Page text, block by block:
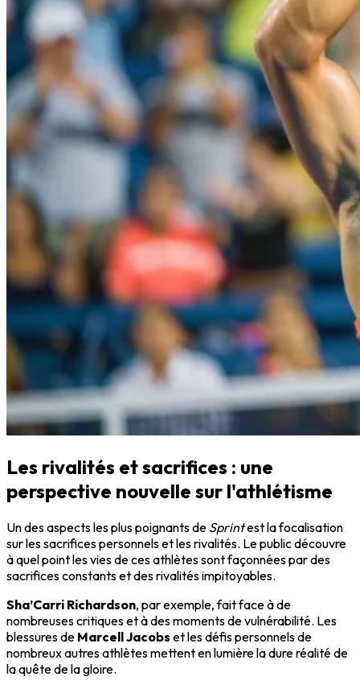
Les rivalités et sacrifices : une
perspective nouvelle sur l'athlétisme
Un des aspects les plus poignants de Sprintest la focalisation
sur les sacrifices personnels et les rivalités. Le public découvre
à quel point les vies de ces athlètes sont façonnées par des
sacrifices constants et des rivalités impitoyables.
Sha’Carri Richardson, par exemple, fait face à de
nombreuses critiques et à des moments de vulnérabilité. Les
blessures de Marcell Jacobs et les défis personnels de
nombreux autres athlètes mettent en lumière la dure réalité de
la quête de la gloire.